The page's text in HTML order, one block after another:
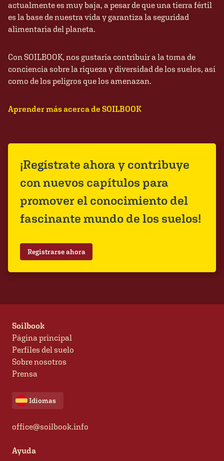
actualmente es muy baja, a pesar de que una tierra fértil
es la base de nuestra vida y garantiza la seguridad
alimentaria del planeta.
Con SOILBOOK, nos gustaría contribuir a la toma de
conciencia sobre la riqueza y diversidad de los suelos, así
como de los peligros que los amenazan.
Aprender más acerca de SOILBOOK
¡Regístrate ahora y contribuye
con nuevos capítulos para
promover el conocimiento del
fascinante mundo de los suelos!
Registrarse ahora
Soilbook
Página principal
Perfiles del suelo
Sobre nosotros
Prensa
Idiomas
office@soilbook.info
Ayuda